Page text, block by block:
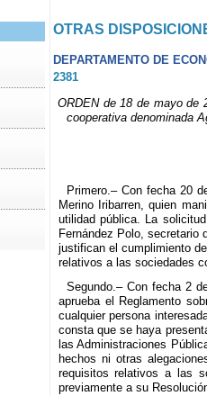
OTRAS
DEPARTAMENTO DE
2381
ORDEN de 18 de mayo de
cooperativa denominada
Primero.– Con fecha 20
Merino Iribarren, quien
utilidad pública. La
Fernández Polo,
justifican el cumplimiento
relativos a las sociedades
Segundo.– Con fecha 2
aprueba el Reglamento
cualquier persona
consta que se haya
las Administraciones
hechos ni otras
requisitos relativos a las
previamente a su